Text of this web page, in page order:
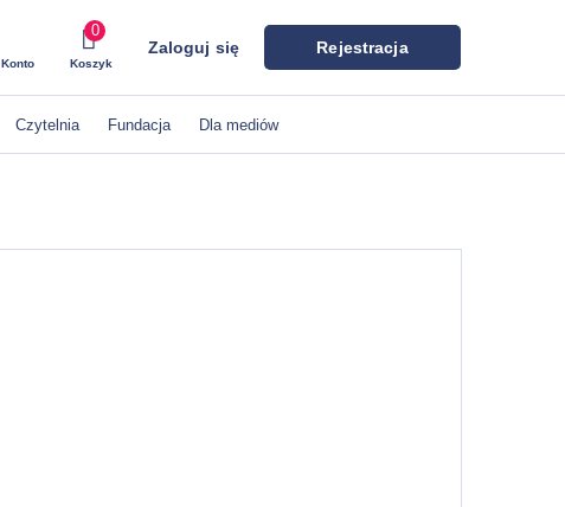
Konto
0
Koszyk
Zaloguj się Rejestracja
Czytelnia Fundacja Dla mediów